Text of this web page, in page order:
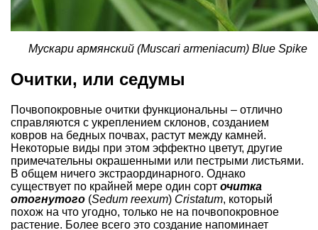
Мускари армянский (Muscari armeniacum) Blue Spike
Очитки, или седумы
Почвопокровные очитки функциональны – отлично
справляются с укреплением склонов, созданием
ковров на бедных почвах, растут между камней.
Некоторые виды при этом эффектно цветут, другие
примечательны окрашенными или пестрыми листьями.
В общем ничего экстраординарного. Однако
существует по крайней мере один сорт очитка
отогнутого (Sedum reexum) Cristatum, который
похож на что угодно, только не на почвопокровное
растение. Более всего это создание напоминает